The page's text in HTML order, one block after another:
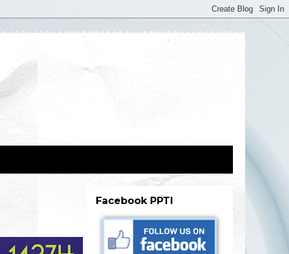
Facebook PPTI